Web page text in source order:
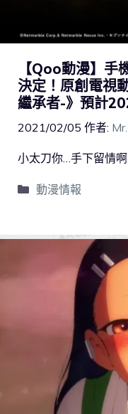
【Qoo動漫】
決定！原創電視
繼承者-》預計
2021/02/05 作者:
小太刀你…手下留情啊…
動漫情報